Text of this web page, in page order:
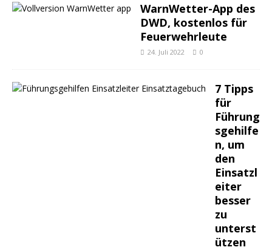
WarnWetter-App des
DWD, kostenlos für
Feuerwehrleute
24. Juli 2022 0
7 Tipps
für
Führung
sgehilfe
n, um
den
Einsatzl
eiter
besser
zu
unterst
ützen